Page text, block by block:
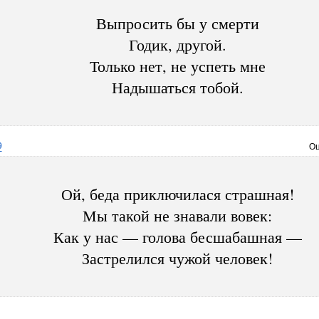
Выпросить бы у смерти
Годик, другой.
Только нет, не успеть мне
Надышаться тобой.
Ой, беда приключилася страшная!
Мы такой не знавали вовек:
Как у нас — голова бесшабашная —
Застрелился чужой человек!